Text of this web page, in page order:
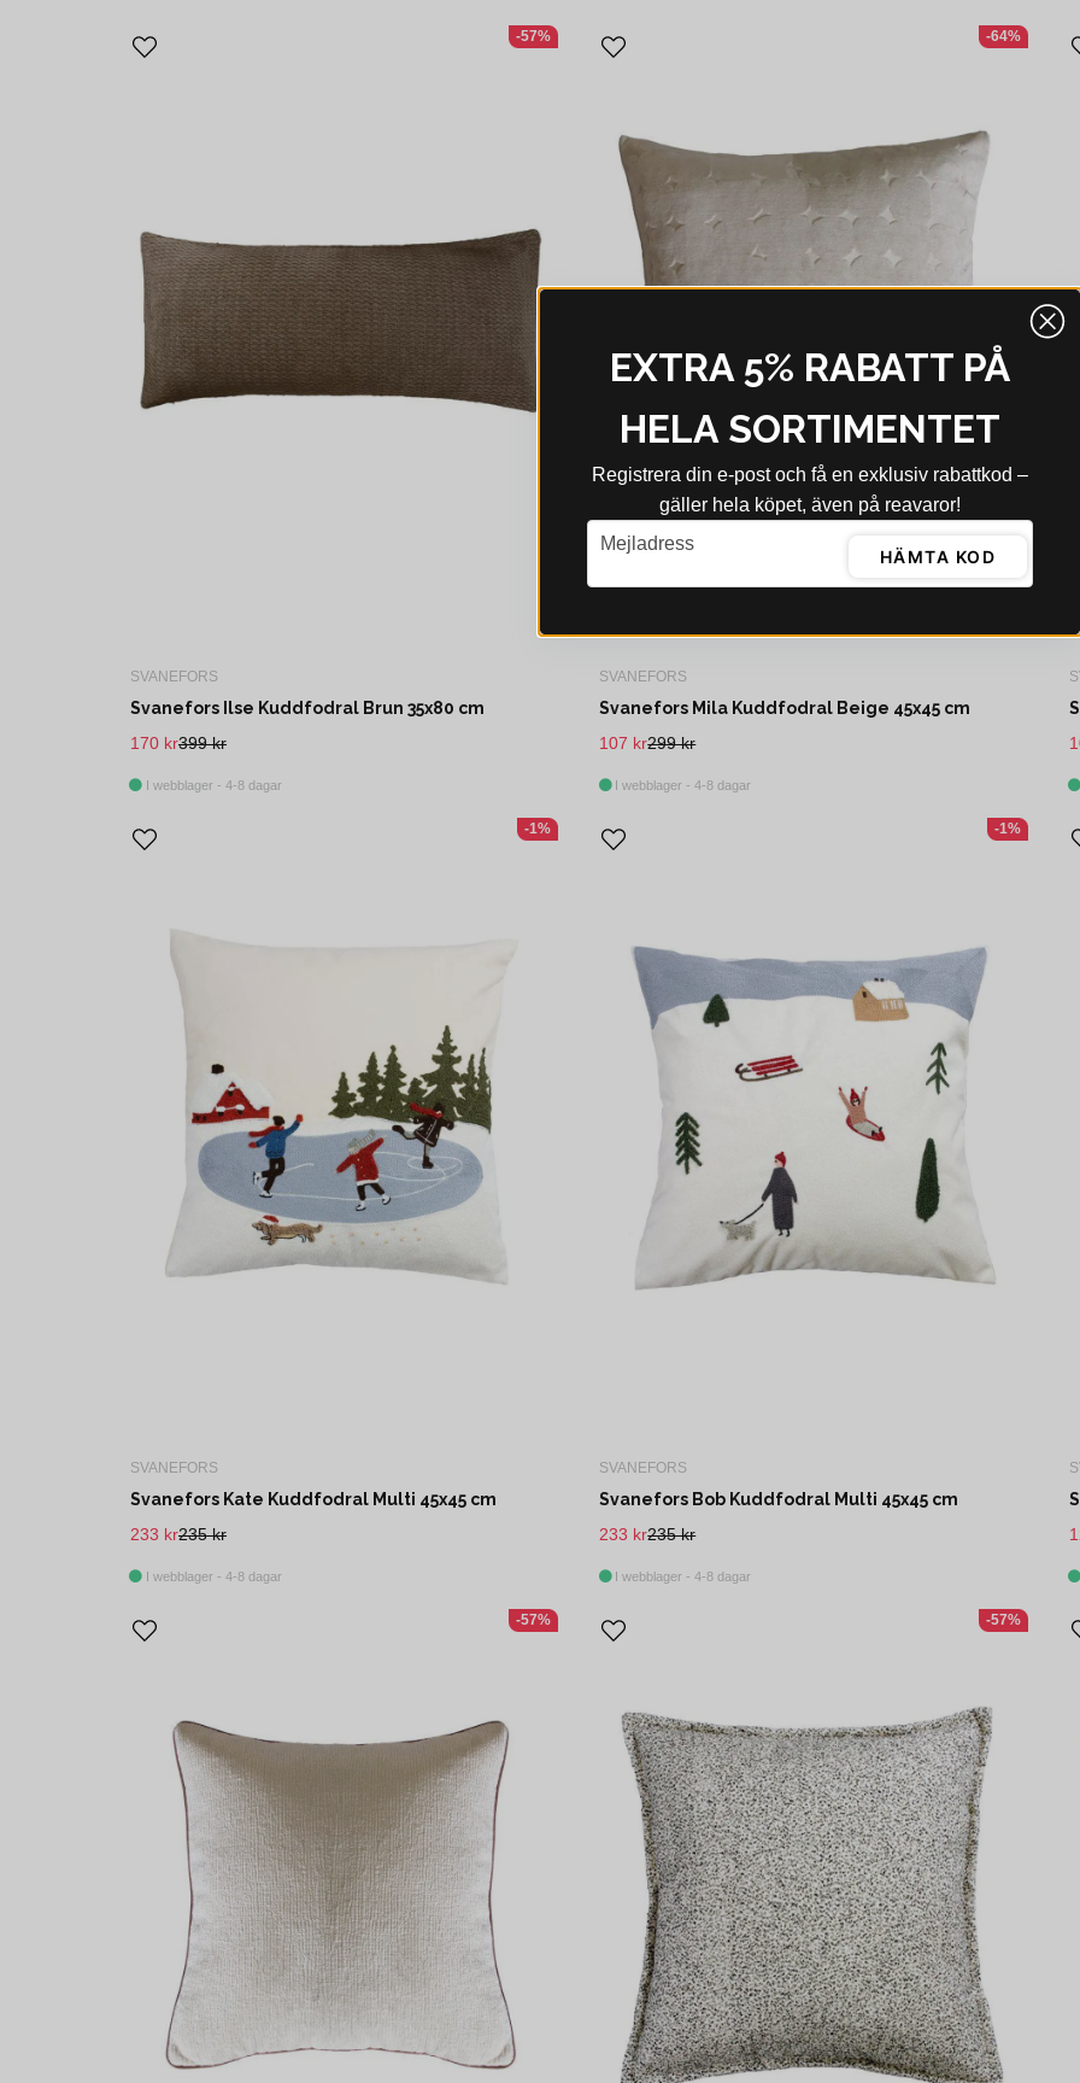
SVANEFORS
Svanefors Ilse Kuddfodral Brun 35x80 cm
399 kr
170 kr
I webblager - 4-8 dagar
-57%
SVANEFORS
Svanefors Mila Kuddfodral Beige 45x45 cm
299 kr
107 kr
I webblager - 4-8 dagar
-64%
SVANEFORS
Svanefors Kate Kuddfodral Multi 45x45 cm
235 kr
233 kr
I webblager - 4-8 dagar
-1%
SVANEFORS
Svanefors Bob Kuddfodral Multi 45x45 cm
235 kr
233 kr
I webblager - 4-8 dagar
-1%
-57% -57%
EXTRA 5% RABATT PÅ
HELA SORTIMENTET
Registrera din e‑post och få en exklusiv rabattkod –
gäller hela köpet, även på reavaror!
email
Mejladress
HÄMTA KOD